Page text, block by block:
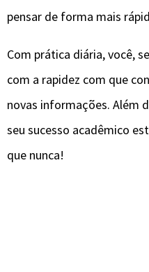
pensar de forma mais
Com prática diária, você,
com a rapidez com que
novas informações. Além
seu sucesso acadêmico
que nunca!